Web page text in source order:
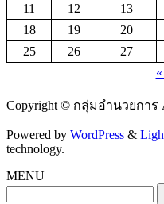
11
12 13
18
19 20
25
26 27
Copyright © กลุ่มอำนวยการ
Powered by WordPress &
technology.
MENU